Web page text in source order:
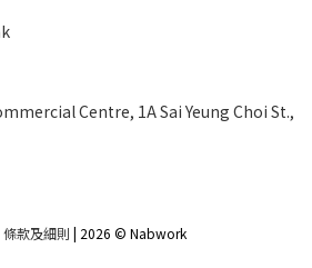
Centre, 1A Sai Yeung Choi St.,
條款及細則 | 2026 © Nabwork